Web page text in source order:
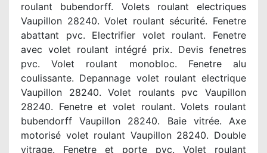
roulant bubendorff. Volets roulant electriques
Vaupillon 28240. Volet roulant sécurité. Fenetre
abattant pvc. Electrifier volet roulant. Fenetre
avec volet roulant intégré prix. Devis fenetres
pvc. Volet roulant monobloc. Fenetre alu
coulissante. Depannage volet roulant electrique
Vaupillon 28240. Volet roulants pvc Vaupillon
28240. Fenetre et volet roulant. Volets roulant
bubendorff Vaupillon 28240. Baie vitrée. Axe
motorisé volet roulant Vaupillon 28240. Double
vitrage. Fenetre et porte pvc. Volet roulant